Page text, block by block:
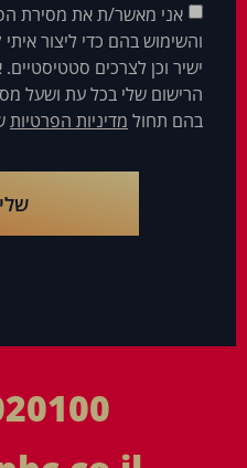
אני מאשר/ת את מסירת
והשימוש בהם כדי ליצור
ישיר וכן לצרכים
הרישום שלי בכל עת ושעל
בהם תחול מדיניות הפרטיות